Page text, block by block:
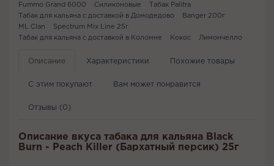
Fummo Grand 6000 Силиконовые
Табак Palitra
Табак для кальяна с доставкой в Домодедово
Banger 200г
ML Clan
Spectrum Mix Line 25г
Табак для кальяна с доставкой в Коломне
Кокос Лимончелло
Описание Характеристики Похожие товары
С этим покупают Вам может понравится
Отзывы (0)
Описание вкуса табака для кальяна Black
Burn - Peach Killer (Бархатный персик) 25г